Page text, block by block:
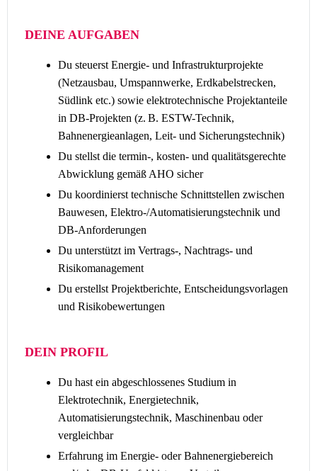
DEINE AUFGABEN
Du steuerst Energie- und Infrastrukturprojekte
(Netzausbau, Umspannwerke, Erdkabelstrecken,
Südlink etc.) sowie elektrotechnische Projektanteile
in DB-Projekten (z. B. ESTW-Technik,
Bahnenergieanlagen, Leit- und Sicherungstechnik)
Du stellst die termin-, kosten- und qualitätsgerechte
Abwicklung gemäß AHO sicher
Du koordinierst technische Schnittstellen zwischen
Bauwesen, Elektro-/Automatisierungstechnik und
DB-Anforderungen
Du unterstützt im Vertrags-, Nachtrags- und
Risikomanagement
Du erstellst Projektberichte, Entscheidungsvorlagen
und Risikobewertungen
DEIN PROFIL
Du hast ein abgeschlossenes Studium in
Elektrotechnik, Energietechnik,
Automatisierungstechnik, Maschinenbau oder
vergleichbar
Erfahrung im Energie- oder Bahnenergiebereich